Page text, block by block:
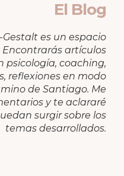
El Blog
es un espacio
artículos
psicología, coaching,
reflexiones en modo
de Santiago. Me
y te aclararé
surgir sobre los
temas desarrollados.